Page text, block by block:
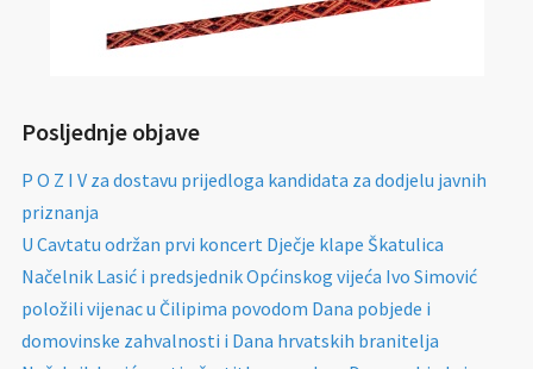
Posljednje objave
P O Z I V za dostavu prijedloga kandidata za dodjelu javnih
priznanja
U Cavtatu održan prvi koncert Dječje klape Škatulica
Načelnik Lasić i predsjednik Općinskog vijeća Ivo Simović
položili vijenac u Čilipima povodom Dana pobjede i
domovinske zahvalnosti i Dana hrvatskih branitelja